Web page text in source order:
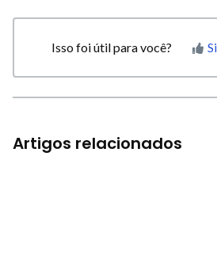
Isso foi útil para você?
Artigos relacionados